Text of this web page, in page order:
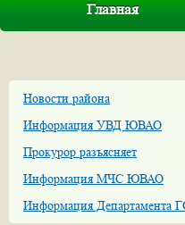
Главная
Новости района
Информация УВД ЮВАО
Прокурор разъясняет
Информация МЧС ЮВАО
Информация Департамента